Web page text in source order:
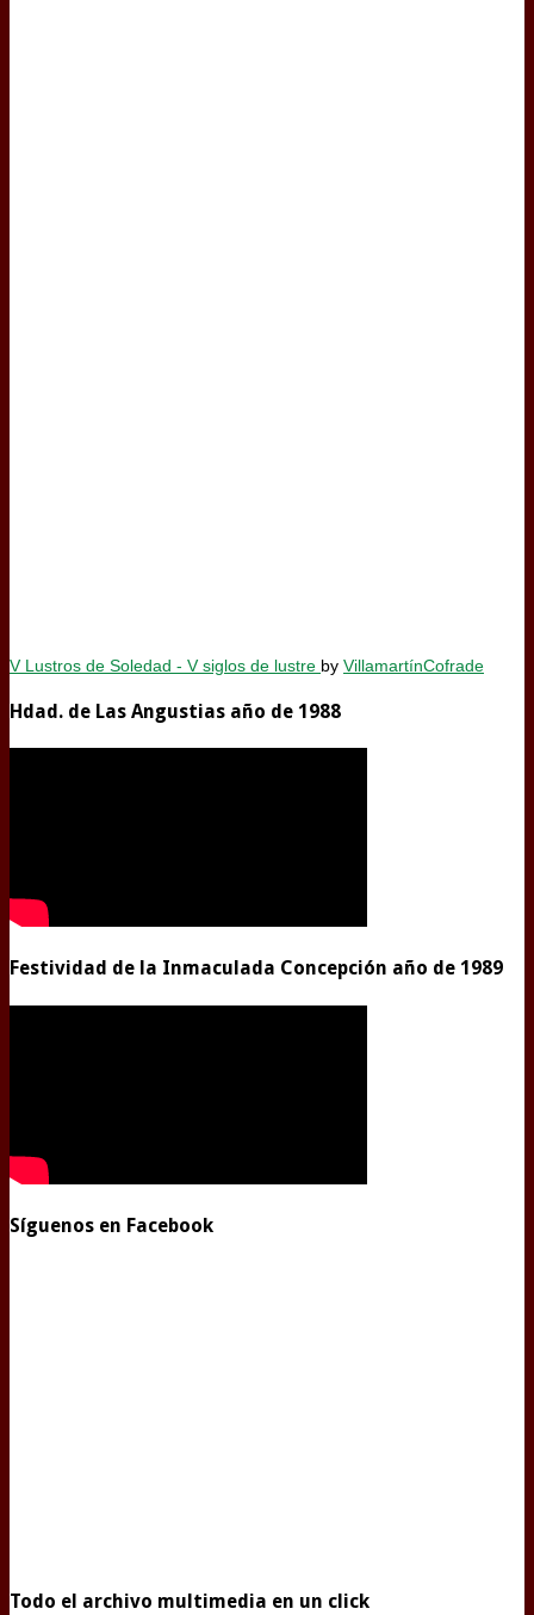
V Lustros de Soledad - V siglos de lustre by VillamartínCofrade
Hdad. de Las Angustias año de 1988
Festividad de la Inmaculada Concepción año de 1989
Síguenos en Facebook
Todo el archivo multimedia en un click